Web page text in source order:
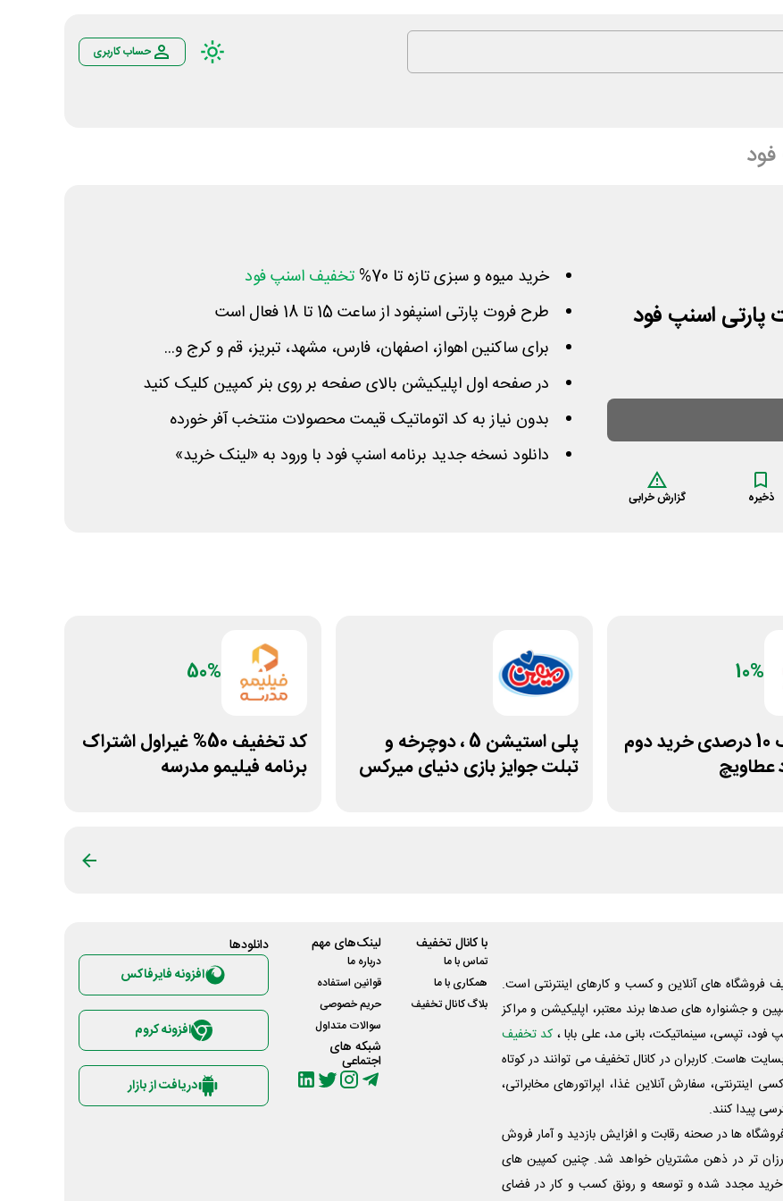
حساب کاربری
ذخیره گزارش خرابی
خرید میوه و سبزی تازه تا 70%
تخفیف اسنپ فود
طرح فروت پارتی اسنپفود از ساعت 15 تا 18 فعال است
برای ساکنین اهواز، اصفهان، فارس، مشهد، تبریز، قم و کرج و...
در صفحه اول اپلیکیشن بالای صفحه بر روی بنر کمپین کلیک کنید
بدون نیاز به کد اتوماتیک قیمت محصولات منتخب آفر خورده
دانلود نسخه جدید برنامه اسنپ فود با ورود به «لینک خرید»
10%
کد تخفیف 10 درصدی خرید دوم
پلی استیشن 5 ، دوچرخه و
تبلت جوایز بازی دنیای میرکس
50%
کد تخفیف 50% غیراول اشتراک
برنامه فیلیمو مدرسه
فروشگاه های آنلاین و کسب و‌ کارهای اینترنتی است.
و جشنواره های صدها برند معتبر، اپلیکیشن و مراکز
فود، تپسی، سینماتیکت، بانی مد، علی‌ بابا ، کد تخفیف
‌هاست. کاربران در کانال تخفیف می توانند در کوتاه
سفارش آنلاین غذا، اپراتورهای مخابراتی،
پیدا کنند.
ها در صحنه رقابت و افزایش بازدید و آمار فروش
تر در ذهن مشتریان خواهد شد. چنین کمپین های
مجدد شده و توسعه و رونق کسب و کار در فضای
با کانال تخفیف
تماس با ما
همکاری با ما
بلاگ کانال تخفیف
لینک‌های مهم
درباره ما
قوانین استفاده
حریم خصوصی
سوالات متداول
شبکه های
اجتماعی
دانلود‌ها
افزونه فایرفاکس
افزونه کروم
دریافت از بازار